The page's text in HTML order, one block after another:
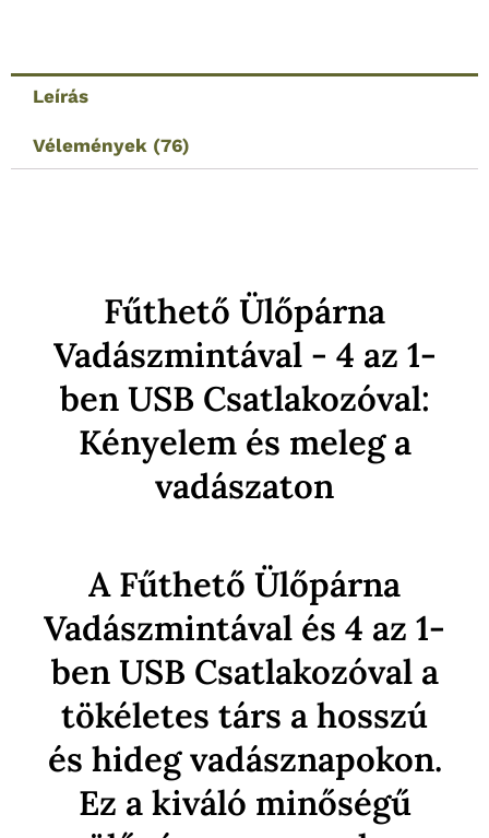
mennyiség
Leírás
Vélemények (76)
Fűthető Ülőpárna
Vadászmintával - 4 az 1-
ben USB Csatlakozóval:
Kényelem és meleg a
vadászaton
A Fűthető Ülőpárna
Vadászmintával és 4 az 1-
ben USB Csatlakozóval a
tökéletes társ a hosszú
és hideg vadásznapokon.
Ez a kiváló minőségű